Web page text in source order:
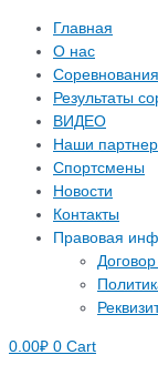
Главная
О нас
Соревнования
Результаты
ВИДЕО
Наши
Спортсмены
Новости
Контакты
Правовая
0.00₽ 0 Cart